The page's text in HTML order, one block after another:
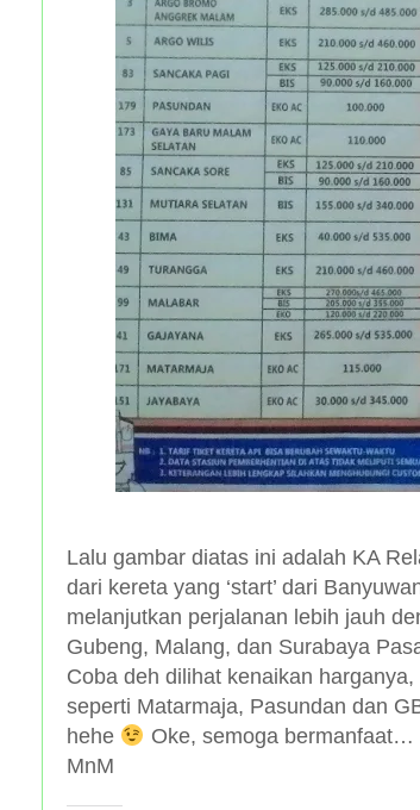
Lalu gambar diatas ini adalah KA
dari kereta yang ‘start’ dari
melanjutkan perjalanan lebih jauh
Gubeng, Malang, dan Surabaya
Coba deh dilihat kenaikan
seperti Matarmaja, Pasundan dan
hehe
Oke, semoga bermanfaat…
MnM